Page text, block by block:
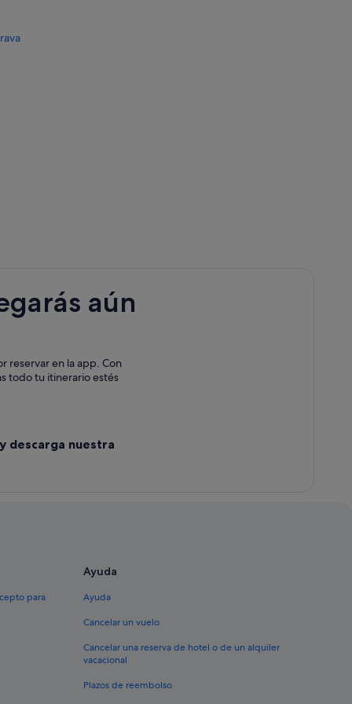
aún
reservar en la app. Con
todo tu itinerario estés
descarga nuestra
para
Ayuda
Ayuda
Cancelar un vuelo
Cancelar una reserva de hotel o de un alquiler
vacacional
Plazos de reembolso